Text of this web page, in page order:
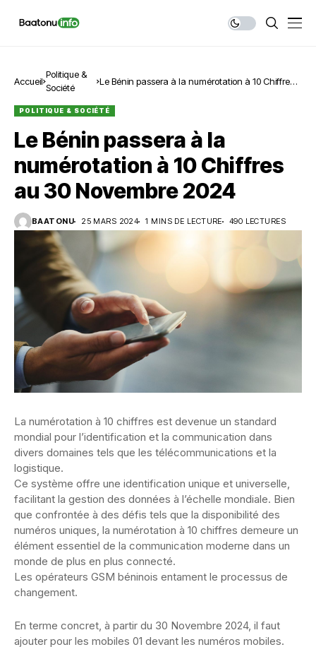
Accueil
Politique &
Société
Le Bénin passera à la numérotation à 10 Chiffres
POLITIQUE & SOCIÉTÉ
Le Bénin passera à la
numérotation à 10 Chiffres
au 30 Novembre 2024
BAATONU 25 MARS 2024 1 MINS DE LECTURE 490 LECTURES
La numérotation à 10 chiffres est devenue un standard
mondial pour l’identification et la communication dans
divers domaines tels que les télécommunications et la
logistique.
Ce système offre une identification unique et universelle,
facilitant la gestion des données à l’échelle mondiale. Bien
que confrontée à des défis tels que la disponibilité des
numéros uniques, la numérotation à 10 chiffres demeure un
élément essentiel de la communication moderne dans un
monde de plus en plus connecté.
Les opérateurs GSM béninois entament le processus de
changement.
En terme concret, à partir du 30 Novembre 2024, il faut
ajouter pour les mobiles 01 devant les numéros mobiles.